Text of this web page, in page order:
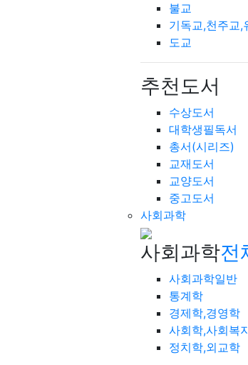
불교
기독교,천주교,
도교
추천도서
수상도서
대학생필독서
총서(시리즈)
교재도서
교양도서
중고도서
사회과학
사회과학전
사회과학일반
통계학
경제학,경영학
사회학,사회복
정치학,외교학